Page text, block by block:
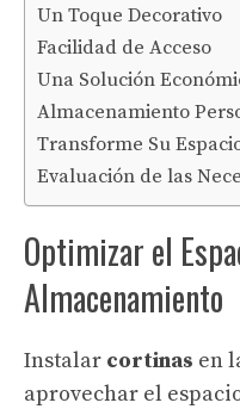
Un Toque Decorativo
Facilidad de Acceso
Una Solución
Almacenamiento
Transforme Su
Evaluación de las
Optimizar el
Almacenamiento
Instalar cortinas en
aprovechar el